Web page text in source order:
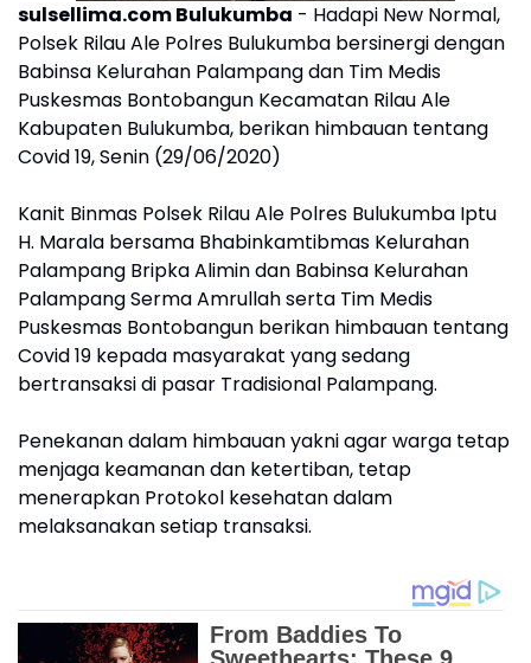
sulsellima.com Bulukumba - Hadapi New Normal,
Polsek Rilau Ale Polres Bulukumba bersinergi dengan
Babinsa Kelurahan Palampang dan Tim Medis
Puskesmas Bontobangun Kecamatan Rilau Ale
Kabupaten Bulukumba, berikan himbauan tentang
Covid 19, Senin (29/06/2020)
Kanit Binmas Polsek Rilau Ale Polres Bulukumba Iptu
H. Marala bersama Bhabinkamtibmas Kelurahan
Palampang Bripka Alimin dan Babinsa Kelurahan
Palampang Serma Amrullah serta Tim Medis
Puskesmas Bontobangun berikan himbauan tentang
Covid 19 kepada masyarakat yang sedang
bertransaksi di pasar Tradisional Palampang.
Penekanan dalam himbauan yakni agar warga tetap
menjaga keamanan dan ketertiban, tetap
menerapkan Protokol kesehatan dalam
melaksanakan setiap transaksi.